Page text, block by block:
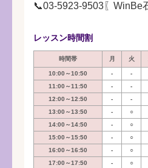
📞03-5923-9503〖WinBe
レッスン時間割
時間帯 月 火
10:00～10:50 - -
11:00～11:50
- -
12:00～12:50
- -
13:00～13:50
- ○
14:00～14:50
- ○
15:00～15:50
- ○
16:00～16:50
- ○
17:00～17:50
- ○